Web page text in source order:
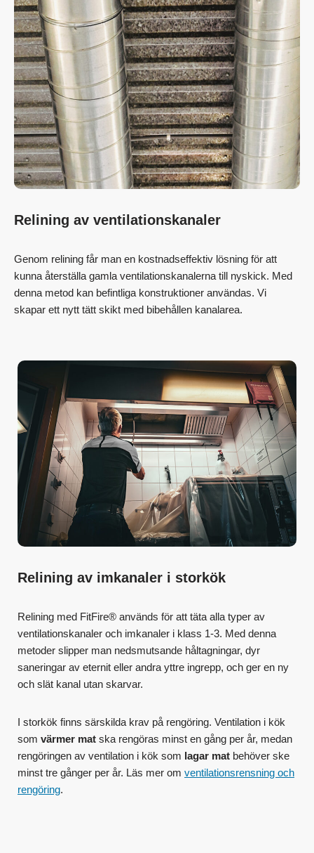
Relining av ventilationskanaler
Genom relining får man en kostnadseffektiv lösning för att
kunna återställa gamla ventilationskanalerna till nyskick. Med
denna metod kan befintliga konstruktioner användas. Vi
skapar ett nytt tätt skikt med bibehållen kanalarea.
Relining av imkanaler i storkök
Relining med FitFire® används för att täta alla typer av
ventilationskanaler och imkanaler i klass 1-3. Med denna
metoder slipper man nedsmutsande håltagningar, dyr
saneringar av eternit eller andra yttre ingrepp, och ger en ny
och slät kanal utan skarvar.
I storkök finns särskilda krav på rengöring. Ventilation i kök
som värmer mat ska rengöras minst en gång per år, medan
rengöringen av ventilation i kök som lagar mat behöver ske
minst tre gånger per år. Läs mer om ventilationsrensning och
rengöring.